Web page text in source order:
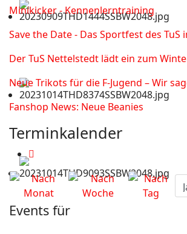
Minikicker - Kennenlerntraining
Save the Date - Das Sportfest des TuS
Der TuS Nettelstedt lädt ein zum
Neue Trikots für die F-Jugend – Wir
Fanshop News: Neue Beanies
Terminkalender
Events für